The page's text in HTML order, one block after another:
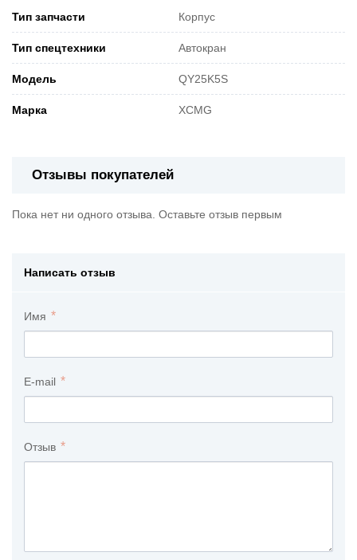
Тип запчасти Корпус
Тип спецтехники Автокран
Модель QY25K5S
Марка XCMG
Отзывы покупателей
Пока нет ни одного отзыва. Оставьте отзыв первым
Написать отзыв
Имя
E-mail
Отзыв